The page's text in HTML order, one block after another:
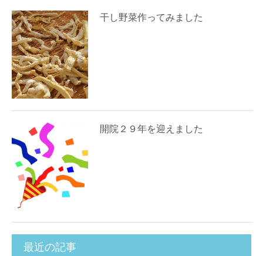
干し野菜作ってみました
開院２９年を迎えました
最近の記事